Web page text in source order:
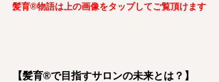
髪育®︎物語は上の画像をタップしてご覧頂けます
【髪育®︎で目指すサロンの未来とは？】